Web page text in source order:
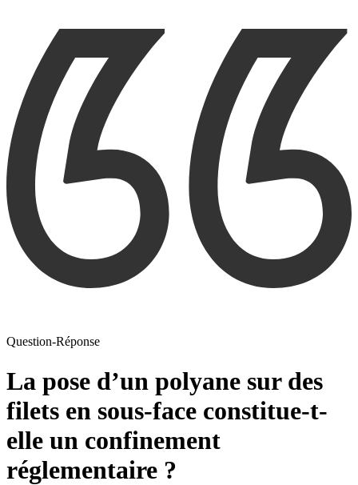
Question-Réponse
La pose d’un polyane sur des
filets en sous-face constitue-t-
elle un confinement
réglementaire ?